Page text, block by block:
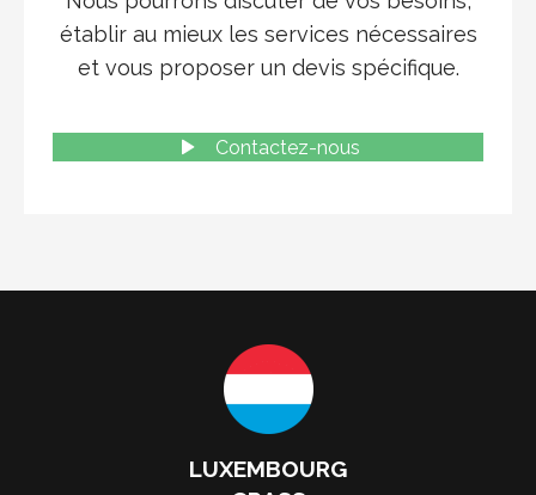
établir au mieux les services nécessaires
et vous proposer un devis spécifique.
Contactez-nous
LUXEMBOURG